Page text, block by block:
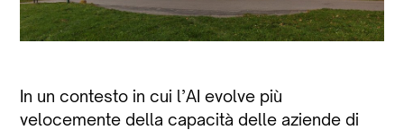
In un contesto in cui l’AI evolve più
velocemente della capacità delle aziende di